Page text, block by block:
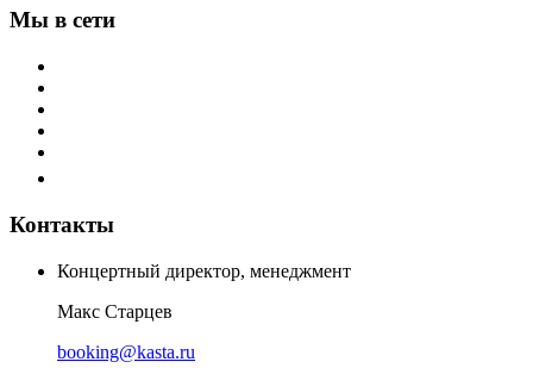
Мы в сети
Контакты
Концертный директор, менеджмент
Макс Старцев
booking@kasta.ru